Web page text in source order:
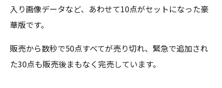
入り画像データなど、あわせて10点がセットになった豪
華版です。
販売から数秒で50点すべてが売り切れ、緊急で追加され
た30点も販売後まもなく完売しています。